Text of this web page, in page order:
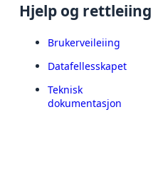
Hjelp og rettleiing
Brukerveileiing
Datafellesskapet
Teknisk
dokumentasjon